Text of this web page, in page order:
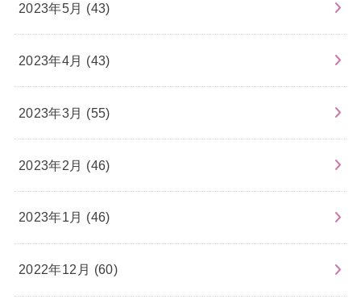
2023年5月 (43)
2023年4月 (43)
2023年3月 (55)
2023年2月 (46)
2023年1月 (46)
2022年12月 (60)